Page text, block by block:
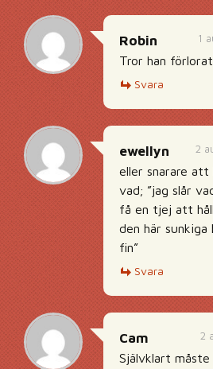
1
Robin
Tror han
Svara
2
ewellyn
eller snarare
vad; ”jag slår
få en tjej att
den här sunkiga
fin”
Svara
2
Cam
Självklart